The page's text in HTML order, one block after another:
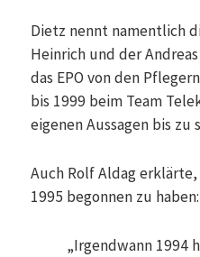
Dietz nennt namentlich
Heinrich und der
das EPO von den
bis 1999 beim Team
eigenen Aussagen bis zu
Auch Rolf Aldag
1995 begonnen zu haben:
„Irgendwann 1994